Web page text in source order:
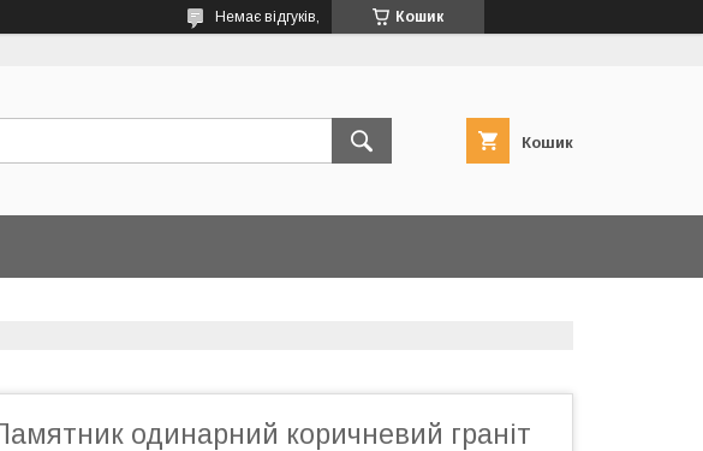
Кошик
Немає відгуків,
Кошик
одинарний коричневий граніт